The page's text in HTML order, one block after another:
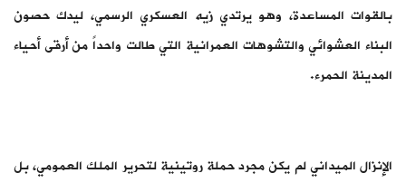
بالقوات المساعدة، وهو يرتدي زيه العسكري الرسمي، ليدك حصون
البناء العشوائي والتشوهات العمرانية التي طالت واحداً من أرقى أحياء
المدينة الحمرء.
الإنزال الميداني لم يكن مجرد حملة روتينية لتحرير الملك العمومي، بل